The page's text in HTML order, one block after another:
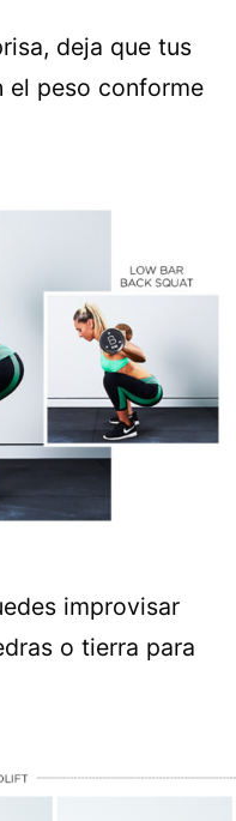
deja que tus
el peso conforme
improvisar
o tierra para